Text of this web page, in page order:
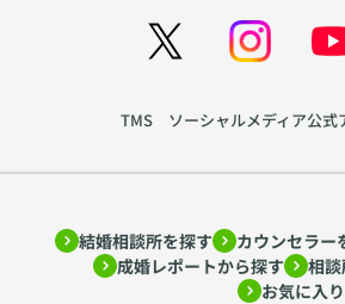
TMS ソーシャルメディア公式
結婚相談所を探す カウンセラー
成婚レポートから探す
相談
お気に入り